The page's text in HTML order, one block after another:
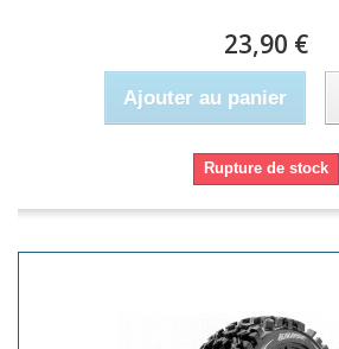
23,90 €
Ajouter au panier
Rupture de stock